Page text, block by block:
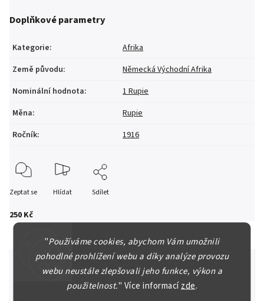
"Používáme cookies, abychom Vám umožnili
pohodlné prohlížení webu a díky analýze provozu
webu neustále zlepšovali jeho funkce, výkon a
použitelnost." Více informacízde.
250 Kč
Doplňkové parametry
Kategorie:
Afrika
Země původu:
Německá Východní Afrika
Nominální hodnota:
1 Rupie
Měna:
Rupie
Ročník: 1916
Zeptat se Hlídat Sdílet
Špičkové služby za nejlepší ceny